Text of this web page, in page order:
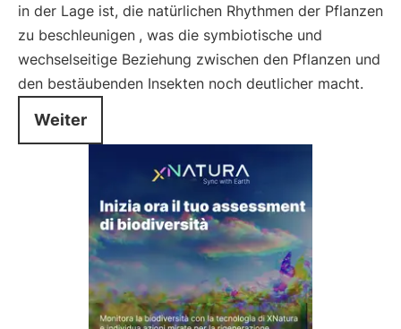
in der Lage ist, die natürlichen Rhythmen der Pflanzen
zu beschleunigen , was die symbiotische und
wechselseitige Beziehung zwischen den Pflanzen und
den bestäubenden Insekten noch deutlicher macht.
Weiter